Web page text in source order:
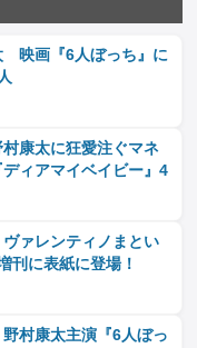
映画『6人ぼっち』に
康太に狂愛注ぐマネ
ィアマイベイビー』4
ァレンティノまとい
刊に表紙に登場！
村康太主演『6人ぼっ